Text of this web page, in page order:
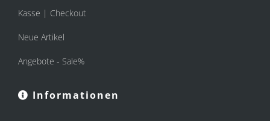
Kasse | Checkout
Neue Artikel
Angebote - Sale%
Informationen